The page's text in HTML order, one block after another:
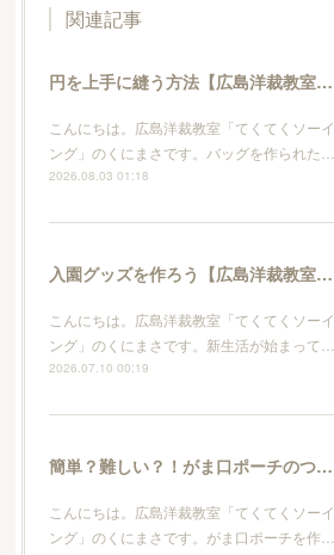
関連記事
円を上手に縫う方法【広島洋裁教室・てくてくソーイング】
こんにちは。広島洋裁教室「てくてくソーイ
ング」のくにまさです。バッグを作られた…
2026.08.03 01:18
入園グッズを作ろう【広島洋裁教室・てくてくソーイング】
こんにちは。広島洋裁教室「てくてくソーイ
ング」のくにまさです。新生活が始まって…
2026.07.10 00:19
簡単？難しい？！がま口ポーチのつくり方【広島洋裁教室・てくてくソーイング】
こんにちは。広島洋裁教室「てくてくソーイ
ング」のくにまさです。がま口ポーチを作…